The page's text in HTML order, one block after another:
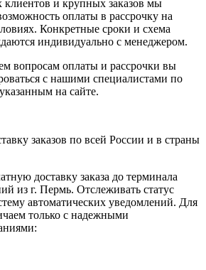
клиентов и крупных заказов мы
оплаты в рассрочку на
Конкретные сроки и схема
индивидуально с менеджером.
вопросам оплаты и рассрочки вы
с нашими специалистами по
на сайте.
заказов по всей России и в страны
доставку заказа до терминала
из г. Пермь. Отслеживать статус
автоматических уведомлений. Для
только с надежными